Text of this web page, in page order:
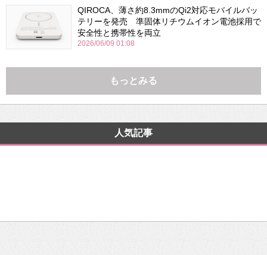
QIROCA、薄さ約8.3mmのQi2対応モバイルバッ
テリーを発売 準固体リチウムイオン電池採用で
安全性と携帯性を両立
2026/06/09 01:08
もっとみる
人気記事